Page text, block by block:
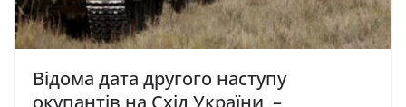
Відома дата другого наступу
окупантів на Схід України, –